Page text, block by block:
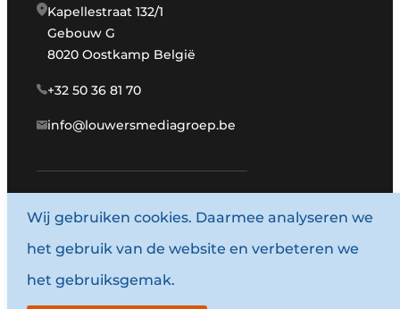
Kapellestraat 132/1
Gebouw G
8020 Oostkamp België
+32 50 36 81 70
info@louwersmediagroep.be
www.louwersmediagroep.com
© 1987 - 2026 Louwersmediagroep.
Algemene voorwaarden
Wij gebruiken cookies. Daarmee analyseren we
het gebruik van de website en verbeteren we
het gebruiksgemak.